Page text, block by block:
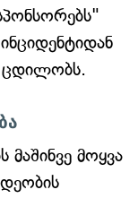
ცდილობს.
მოყვა